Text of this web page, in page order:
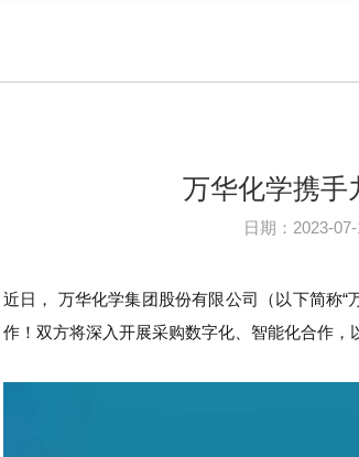
万华化学携手
日期：2023-
近日， 万华化学集团股份有限公司（以下简称“
作！双方将深入开展采购数字化、智能化合作，